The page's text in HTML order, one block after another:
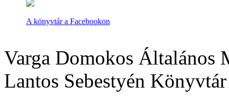
A könyvtár a Facebookon
Varga Domokos Általános
Lantos Sebestyén